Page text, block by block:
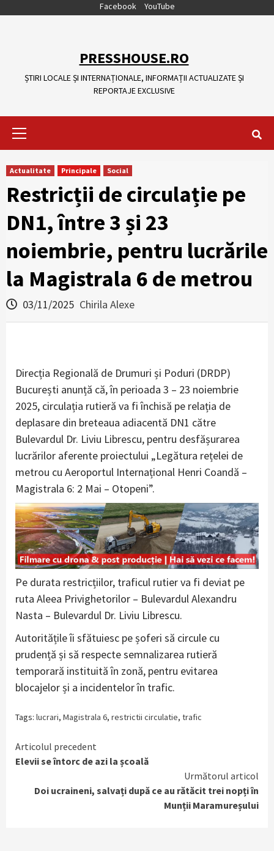
Facebook YouTube
PRESSHOUSE.RO
ȘTIRI LOCALE ȘI INTERNAȚIONALE, INFORMAȚII ACTUALIZATE ȘI
REPORTAJE EXCLUSIVE
Actualitate Principale Social
Restricții de circulație pe
DN1, între 3 și 23
noiembrie, pentru lucrările
la Magistrala 6 de metrou
03/11/2025 Chirila Alexe
Direcția Regională de Drumuri și Poduri (DRDP)
București anunță că, în perioada 3 – 23 noiembrie
2025, circulația rutieră va fi închisă pe relația de
deplasare din breteaua adiacentă DN1 către
Bulevardul Dr. Liviu Librescu, pentru desfășurarea
lucrărilor aferente proiectului „Legătura rețelei de
metrou cu Aeroportul Internațional Henri Coandă –
Magistrala 6: 2 Mai – Otopeni”.
Pe durata restricțiilor, traficul rutier va fi deviat pe
ruta Aleea Privighetorilor – Bulevardul Alexandru
Nasta – Bulevardul Dr. Liviu Librescu.
Autoritățile îi sfătuiesc pe șoferi să circule cu
prudență și să respecte semnalizarea rutieră
temporară instituită în zonă, pentru evitarea
blocajelor și a incidentelor în trafic.
Tags: lucrari, Magistrala 6, restrictii circulatie, trafic
Continue
Articolul precedent
Elevii se întorc de azi la școală
Următorul articol
Doi ucraineni, salvați după ce au rătăcit trei nopți în
Munții Maramureșului